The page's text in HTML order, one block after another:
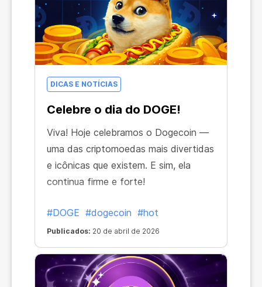
DICAS E NOTÍCIAS
Celebre o dia do DOGE!
Viva! Hoje celebramos o Dogecoin —
uma das criptomoedas mais divertidas
e icônicas que existem. E sim, ela
continua firme e forte!
#DOGE #dogecoin #hot
Publicados: 20 de abril de 2026